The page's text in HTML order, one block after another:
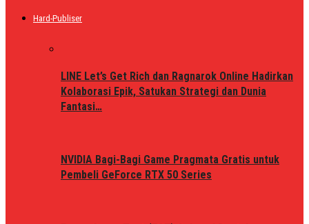
Hard-Publiser
LINE Let’s Get Rich dan Ragnarok Online Hadirkan
Kolaborasi Epik, Satukan Strategi dan Dunia
Fantasi…
NVIDIA Bagi-Bagi Game Pragmata Gratis untuk
Pembeli GeForce RTX 50 Series